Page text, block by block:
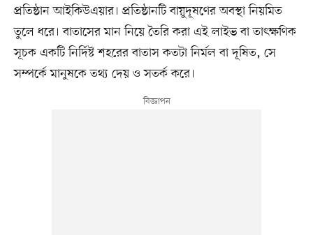
প্রতিষ্ঠান আইকিউএয়ার। প্রতিষ্ঠানটি বায়ুদূষণের অবস্থা নিয়মিত
তুলে ধরে। বাতাসের মান নিয়ে তৈরি করা এই লাইভ বা তাৎক্ষণিক
সূচক একটি নির্দিষ্ট শহরের বাতাস কতটা নির্মল বা দূষিত, সে
সম্পর্কে মানুষকে তথ্য দেয় ও সতর্ক করে।